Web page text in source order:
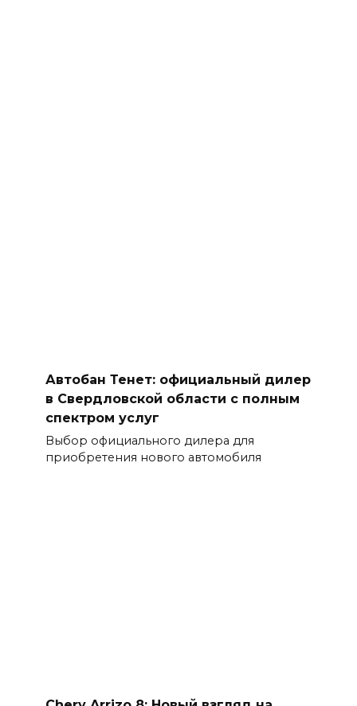
Автобан Тенет: официальный дилер
в Свердловской области с полным
спектром услуг
Выбор официального дилера для
приобретения нового автомобиля